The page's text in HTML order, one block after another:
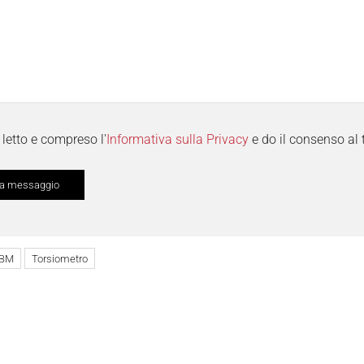
letto e compreso l'Informativa sulla Privacy e do il consenso al
Torsiometro